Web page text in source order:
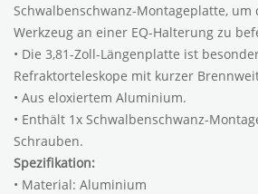
Schwalbenschwanz-Montageplatte, um
Werkzeug an einer EQ-Halterung zu
• Die 3,81-Zoll-Längenplatte ist
Refraktorteleskope mit kurzer
• Aus eloxiertem Aluminium.
• Enthält 1x Schwalbenschwanz-
Schrauben.
Spezifikation:
• Material: Aluminium